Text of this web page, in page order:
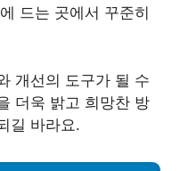
드는 곳에서 꾸준히
개선의 도구가 될 수
더욱 밝고 희망찬 방
길 바라요.